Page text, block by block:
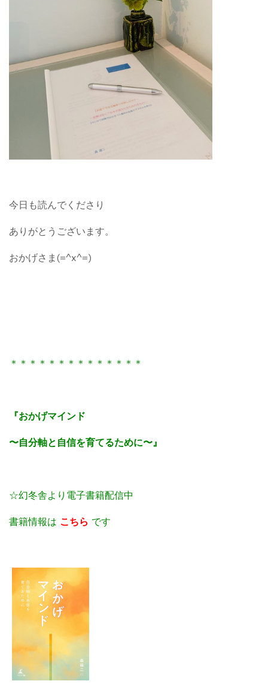
今日も読んでくださり
ありがとうございます。
おかげさま(=^x^=)
＊＊＊＊＊＊＊＊＊＊＊＊＊＊
『おかげマインド
〜自分軸と自信を育てるために〜』
☆幻冬舎より電子書籍配信中
書籍情報は こちら です